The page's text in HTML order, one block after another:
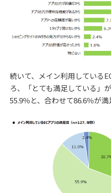
続いて、メイン利用している
ろ、「とても満足している」
55.9％と、合わせて86.6％が満